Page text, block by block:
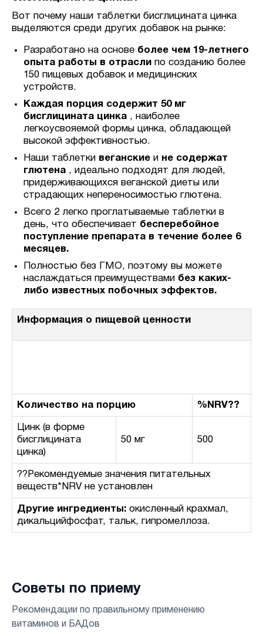
Вот почему наши таблетки бисглицината цинка
выделяются среди других добавок на рынке:
Разработано на основе более чем 19-летнего
опыта работы в отрасли по созданию более
150 пищевых добавок и медицинских
устройств.
Каждая порция содержит 50 мг
бисглицината цинка , наиболее
легкоусвояемой формы цинка, обладающей
высокой эффективностью.
Наши таблетки веганские и не содержат
глютена , идеально подходят для людей,
придерживающихся веганской диеты или
страдающих непереносимостью глютена.
Всего 2 легко проглатываемые таблетки в
день, что обеспечивает бесперебойное
поступление препарата в течение более 6
месяцев.
Полностью без ГМО, поэтому вы можете
наслаждаться преимуществами без каких-
либо известных побочных эффектов.
Информация о пищевой ценности
Количество на порцию %NRV??
Цинк (в форме
бисглицината
цинка)
50 мг 500
??Рекомендуемые значения питательных
веществ*NRV не установлен
Другие ингредиенты: окисленный крахмал,
дикальцийфосфат, тальк, гипромеллоза.
Советы по приему
Рекомендации по правильному применению
витаминов и БАДов